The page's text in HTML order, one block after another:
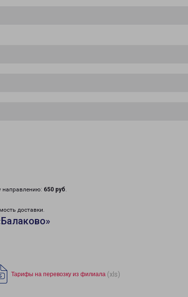
направлению: 650 руб.
доставки.
Тарифы на перевозку из филиала (xls)